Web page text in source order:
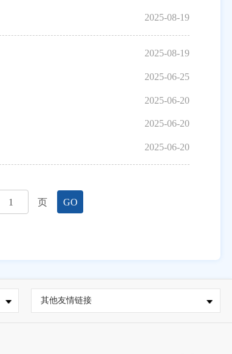
2025-08-19
2025-08-19
2025-06-25
2025-06-20
2025-06-20
2025-06-20
页 GO
其他友情链接